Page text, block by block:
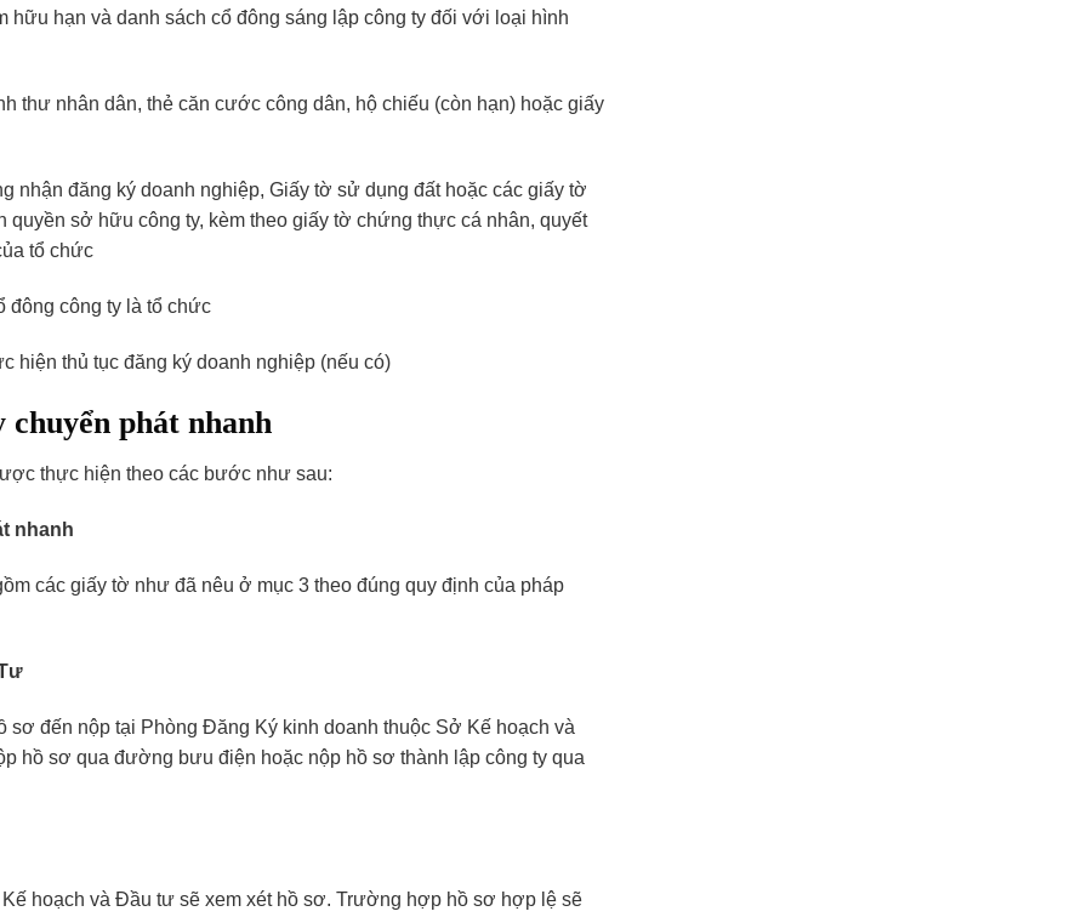
hữu hạn và danh sách cổ đông sáng lập công ty đối với loại hình
thư nhân dân, thẻ căn cước công dân, hộ chiếu (còn hạn) hoặc giấy
nhận đăng ký doanh nghiệp, Giấy tờ sử dụng đất hoặc các giấy tờ
sở hữu công ty, kèm theo giấy tờ chứng thực cá nhân, quyết
tổ chức
đông công ty là tổ chức
hiện thủ tục đăng ký doanh nghiệp (nếu có)
phát nhanh
thực hiện theo các bước như sau:
nhanh
các giấy tờ như đã nêu ở mục 3 theo đúng quy định của pháp
đến nộp tại Phòng Đăng Ký kinh doanh thuộc Sở Kế hoạch và
hồ sơ qua đường bưu điện hoặc nộp hồ sơ thành lập công ty qua
hoạch và Đầu tư sẽ xem xét hồ sơ. Trường hợp hồ sơ hợp lệ sẽ